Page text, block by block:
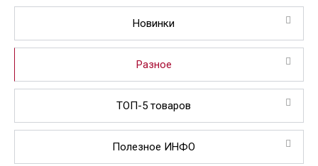
Новинки
Разное
ТОП-5 товаров
Полезное ИНФО